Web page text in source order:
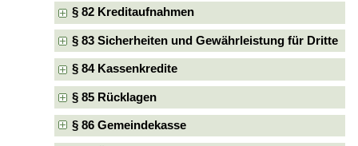
§ 82 Kreditaufnahmen
§ 83 Sicherheiten und Gewährleistung für Dritte
§ 84 Kassenkredite
§ 85 Rücklagen
§ 86 Gemeindekasse